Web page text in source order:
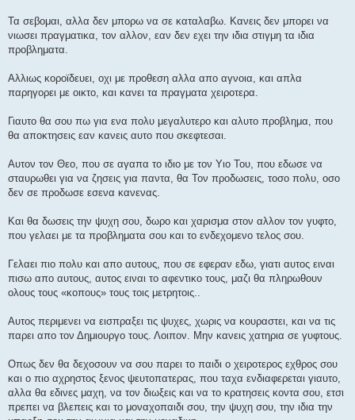
Τα σεβομαι, αλλα δεν μπορω να σε καταλαβω. Κανεις δεν μπορει να
νιωσει πραγματικα, τον αλλον, εαν δεν εχει την ιδια στιγμη τα ιδια
προβληματα.
Αλλιως κοροϊδευει, οχι με προθεση αλλα απο αγνοια, και απλα
παρηγορει με οικτο, και κανει τα πραγματα χειροτερα.
Γιαυτο θα σου πω για ενα πολυ μεγαλυτερο και αλυτο προβλημα, που
θα αποκτησεις εαν κανεις αυτο που σκεφτεσαι.
Αυτον τον Θεο, που σε αγαπα το ιδιο με τον Υιο Του, που εδωσε να
σταυρωθει για να ζησεις για παντα, θα Τον προδωσεις, τοσο πολυ, οσο
δεν σε προδωσε εσενα κανενας.
Και θα δωσεις την ψυχη σου, δωρο και χαρισμα στον αλλον τον γυφτο,
που γελαει με τα προβληματα σου και το ενδεχομενο τελος σου.
Γελαει πιο πολυ και απο αυτους, που σε εφεραν εδω, γιατι αυτος ειναι
πισω απο αυτους, αυτος ειναι το αφεντικο τους, μαζι θα πληρωθουν
ολους τους «κοπους» τους τοις μετρητοις..
Αυτος περιμενει να εισπραξει τις ψυχες, χωρις να κουραστει, και να τις
παρει απο τον Δημιουργο τους. Λοιπον. Μην κανεις χατηρια σε γυφτους.
Οπως δεν θα δεχοσουν να σου παρει το παιδι ο χειροτερος εχθρος σου
και ο πιο αχρηστος ξενος ψευτοπατερας, που ταχα ενδιαφερεται γιαυτο,
αλλα θα εδινες μαχη, να τον διωξεις και να το κρατησεις κοντα σου, ετσι
πρεπει να βλεπεις και το μοναχοπαιδι σου, την ψυχη σου, την ιδια την